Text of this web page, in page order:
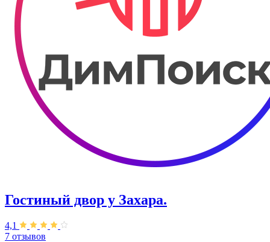
Гостиный двор у Захара.
4,1
7 отзывов